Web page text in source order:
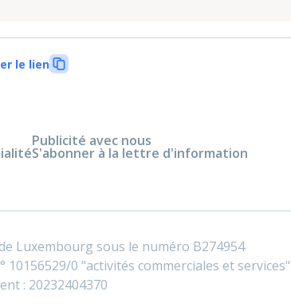
le lien
Publicité avec nous
S'abonner à la lettre d'information
Luxembourg sous le numéro B274954
0 "activités commerciales et services".
: 20232404370